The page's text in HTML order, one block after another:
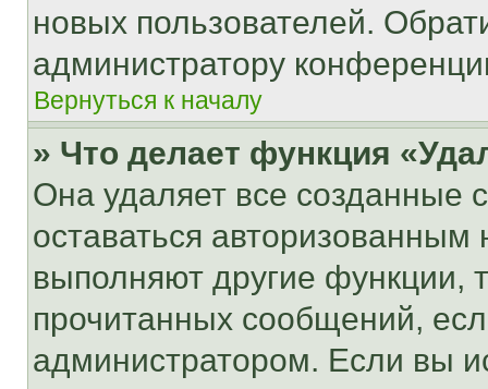
новых пользователей.
администратору
Вернуться к началу
» Что делает функция
Она удаляет все созданные
оставаться
выполняют другие функции,
прочитанных сообщений,
администратором. Если вы